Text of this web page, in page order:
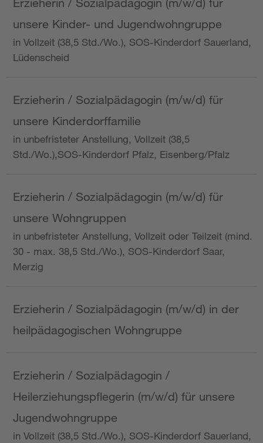
unsere Kinder- und Jugendwohngruppe
in Vollzeit (38,5 Std./Wo.), SOS-Kinderdorf Sauerland,
Lüdenscheid
Erzieherin / Sozialpädagogin (m/w/d) für
unsere Kinderdorffamilie
in unbefristeter Anstellung, Vollzeit (38,5
Std./Wo.),SOS-Kinderdorf Pfalz, Eisenberg/Pfalz
Erzieherin / Sozialpädagogin (m/w/d) für
unsere Wohngruppen
in unbefristeter Anstellung, Vollzeit oder Teilzeit (mind.
30 - max. 38,5 Std./Wo.), SOS-Kinderdorf Saar,
Merzig
Erzieherin / Sozialpädagogin (m/w/d) in der
heilpädagogischen Wohngruppe
Erzieherin / Sozialpädagogin /
Heilerziehungspflegerin (m/w/d) für unsere
Jugendwohngruppe
in Vollzeit (38,5 Std./Wo.), SOS-Kinderdorf Sauerland,